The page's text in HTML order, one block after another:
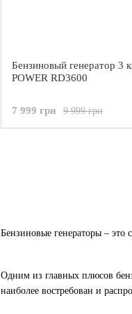
Бензиновые генераторы – это
Одним из главных плюсов
наиболее востребован и
Бензиновый генератор 3
POWER RD3600
9 999 грн
7 999 грн